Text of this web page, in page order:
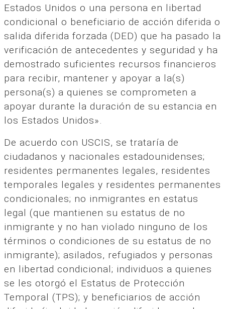
Estados Unidos o una persona en libertad
condicional o beneficiario de acción diferida o
salida diferida forzada (DED) que ha pasado la
verificación de antecedentes y seguridad y ha
demostrado suficientes recursos financieros
para recibir, mantener y apoyar a la(s)
persona(s) a quienes se comprometen a
apoyar durante la duración de su estancia en
los Estados Unidos».
De acuerdo con USCIS, se trataría de
ciudadanos y nacionales estadounidenses;
residentes permanentes legales, residentes
temporales legales y residentes permanentes
condicionales; no inmigrantes en estatus
legal (que mantienen su estatus de no
inmigrante y no han violado ninguno de los
términos o condiciones de su estatus de no
inmigrante); asilados, refugiados y personas
en libertad condicional; individuos a quienes
se les otorgó el Estatus de Protección
Temporal (TPS); y beneficiarios de acción